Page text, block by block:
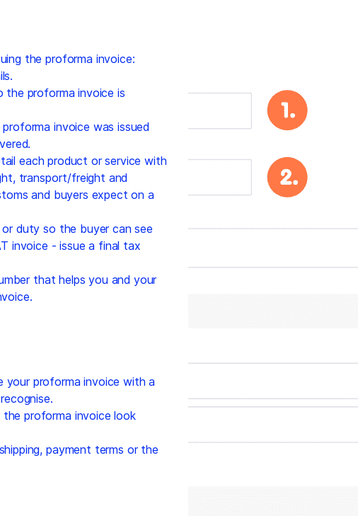
the proforma invoice:
proforma invoice is
invoice was issued
each product or service with
transport/freight and
and buyers expect on a
duty so the buyer can see
invoice - issue a final tax
that helps you and your
your proforma invoice with a
proforma invoice look
payment terms or the